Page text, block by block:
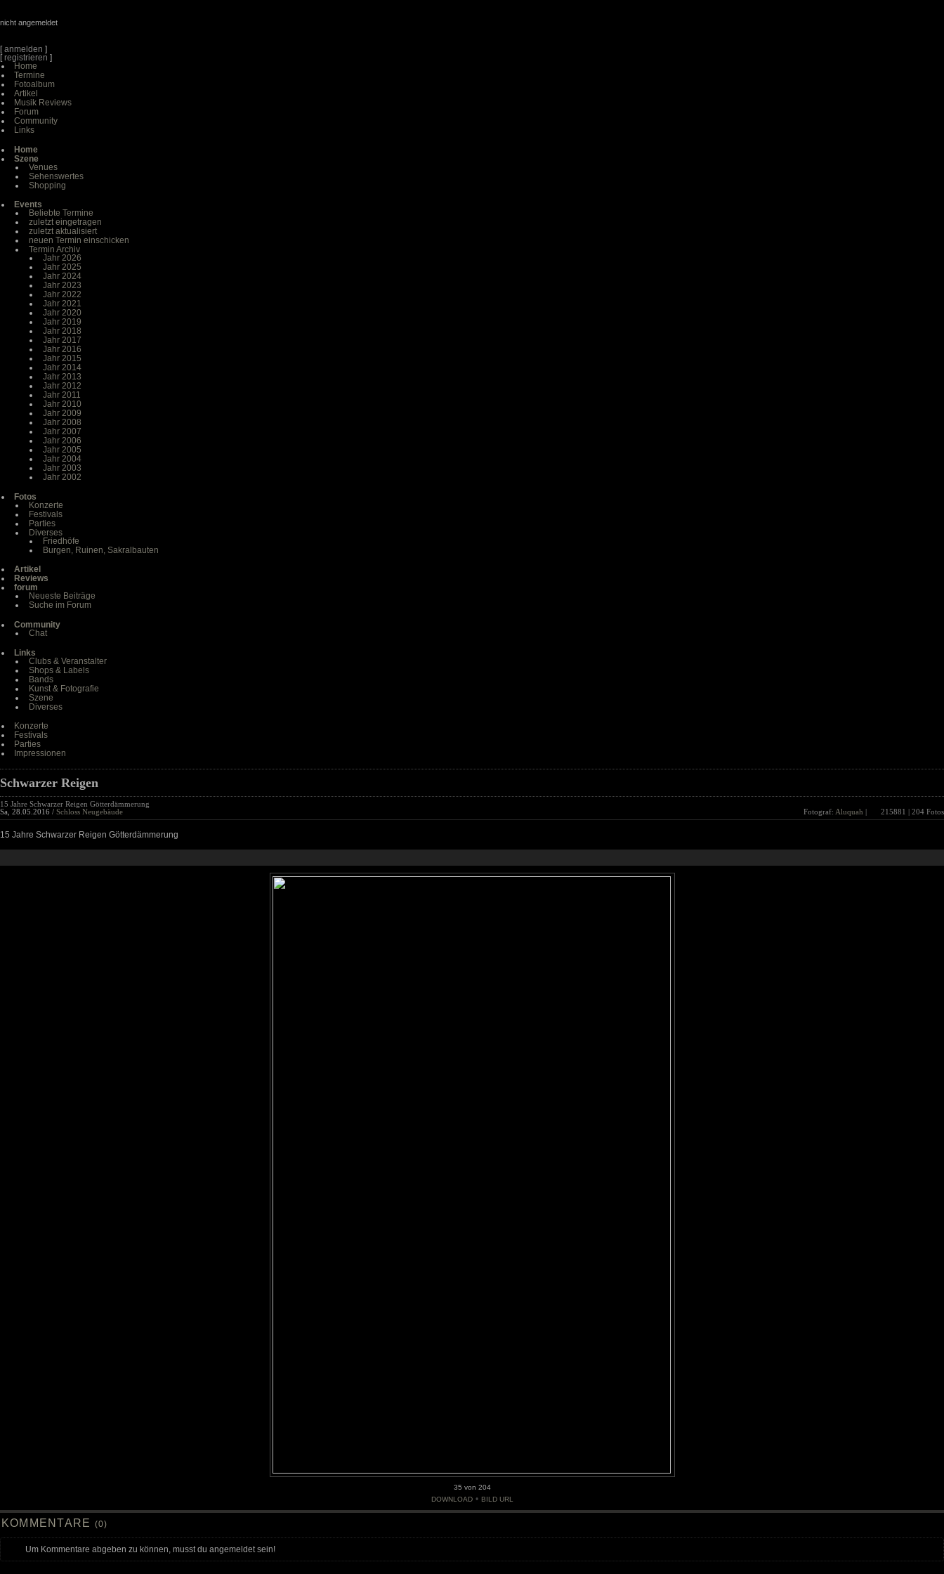
nicht angemeldet
[anmelden ]
[registrieren ]
Home
Termine
Fotoalbum
Artikel
Musik Reviews
Forum
Community
Links
Home
Szene
Venues
Sehenswertes
Shopping
Events
Beliebte Termine
zuletzt eingetragen
zuletzt aktualisiert
neuen Termin einschicken
Termin Archiv
Jahr 2026
Jahr 2025
Jahr 2024
Jahr 2023
Jahr 2022
Jahr 2021
Jahr 2020
Jahr 2019
Jahr 2018
Jahr 2017
Jahr 2016
Jahr 2015
Jahr 2014
Jahr 2013
Jahr 2012
Jahr 2011
Jahr 2010
Jahr 2009
Jahr 2008
Jahr 2007
Jahr 2006
Jahr 2005
Jahr 2004
Jahr 2003
Jahr 2002
Fotos
Konzerte
Festivals
Parties
Diverses
Friedhöfe
Burgen, Ruinen, Sakralbauten
Artikel
Reviews
forum
Neueste Beiträge
Suche im Forum
Community
Chat
Links
Clubs & Veranstalter
Shops & Labels
Bands
Kunst & Fotografie
Szene
Diverses
Konzerte
Festivals
Parties
Impressionen
Schwarzer Reigen
15 Jahre Schwarzer Reigen Götterdämmerung
Sa, 28.05.2016 / Schloss Neugebäude Fotograf: Aluquah | 215881 | 204 Fotos
15 Jahre Schwarzer Reigen Götterdämmerung
35 von 204
DOWNLOAD • BILD URL
KOMMENTARE (0)
Um Kommentare abgeben zu können, musst du angemeldet sein!